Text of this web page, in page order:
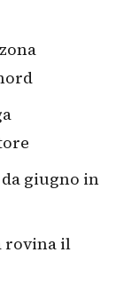
giugno in
rovina il